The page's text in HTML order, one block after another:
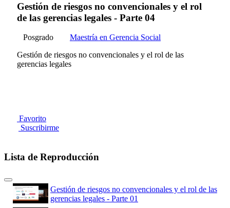
Gestión de riesgos no convencionales y el rol
de las gerencias legales - Parte 04
Posgrado
Maestría en Gerencia Social
Gestión de riesgos no convencionales y el rol de las
gerencias legales
Favorito
Suscribirme
Lista de Reproducción
Gestión de riesgos no convencionales y el rol de las
gerencias legales - Parte 01